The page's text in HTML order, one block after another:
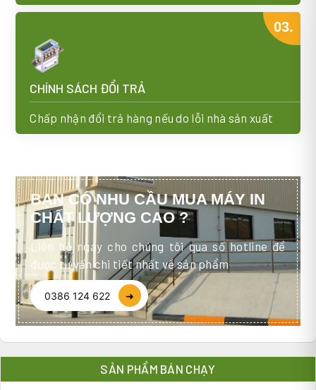
03.
CHÍNH SÁCH ĐỔI TRẢ
Chấp nhận đổi trả hàng nếu do lỗi nhà sản xuất
BẠN CÓ NHU CẦU MUA MÁY IN
CHẤT LƯỢNG CAO ?
Liên hệ ngay cho chúng tôi qua số hotline để
được tư vấn chi tiết nhất về sản phẩm
0386 124 622 ➜
SẢN PHẨM BÁN CHẠY